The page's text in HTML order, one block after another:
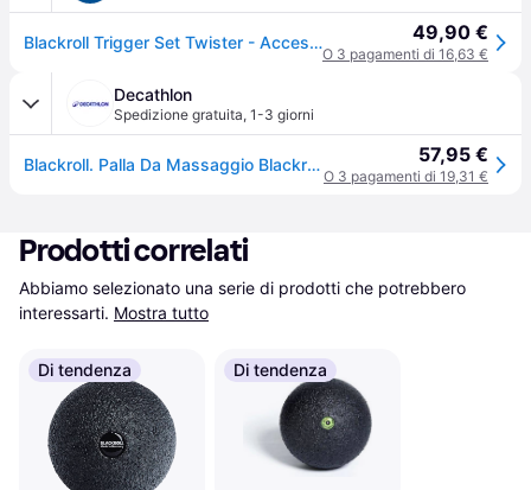
Blackroll Trigger Set Twister - Accessori massaggio 49,90 €
O 3 pagamenti di 16,63 €
Decathlon
Spedizione gratuita, 1-3 giorni
Blackroll. Palla Da Massaggio Blackroll Trigger Set Twister Palla Massaggiante Ritiro Gratis - neromulticolore - Senza taglia 57,95 €
O 3 pagamenti di 19,31 €
Prodotti correlati
Abbiamo selezionato una serie di prodotti che potrebbero
interessarti. Mostra tutto
Di tendenza Di tendenza